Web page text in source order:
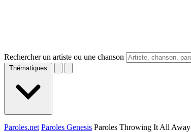
Rechercher un artiste ou une chanson
Thématiques
Paroles.net Paroles Genesis Paroles Throwing It All Away